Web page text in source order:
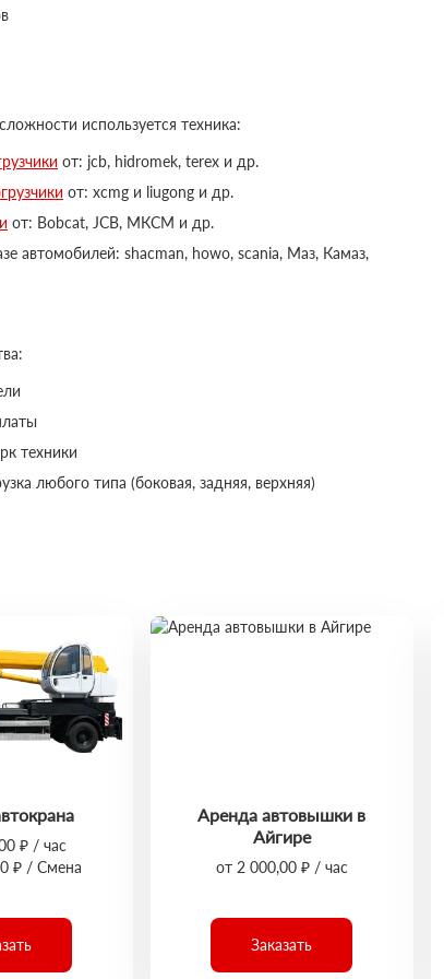
используется техника:
от: jcb, hidromek, terex и др.
от: xcmg и liugong и др.
от: Bobcat, JCB, МКСМ и др.
автомобилей: shacman, howo, scania, Маз, Камаз,
техники
любого типа (боковая, задняя, верхняя)
₽ / час
₽ / Смена
Аренда автовышки в
Айгире
от 2 000,00 ₽ / час
Заказать